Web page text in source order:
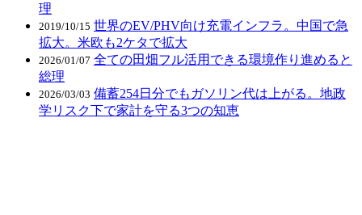
理
2019/10/15 世界のEV/PHV向け充電インフラ。中国で急
拡大。米欧も2ケタで拡大
2026/01/07 全ての田畑フル活用できる環境作り進めると
総理
2026/03/03 備蓄254日分でもガソリン代は上がる。地政
学リスク下で家計を守る3つの知恵